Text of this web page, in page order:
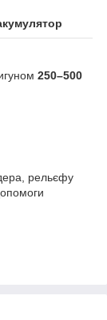
250–500
рельєфу